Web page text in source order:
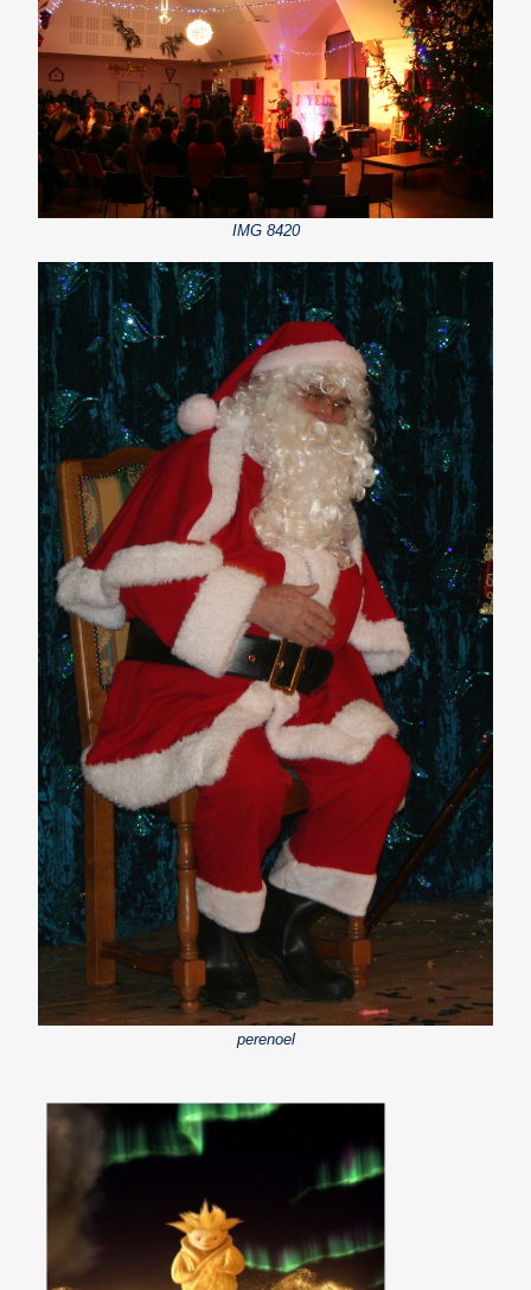
IMG 8420
perenoel